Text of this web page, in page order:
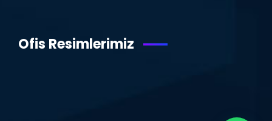
Ofis Resimlerimiz